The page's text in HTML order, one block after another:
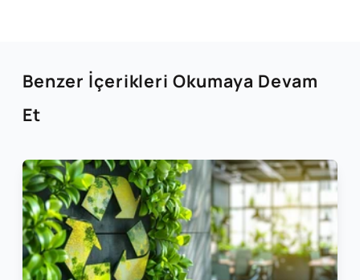
Benzer İçerikleri Okumaya Devam
Et